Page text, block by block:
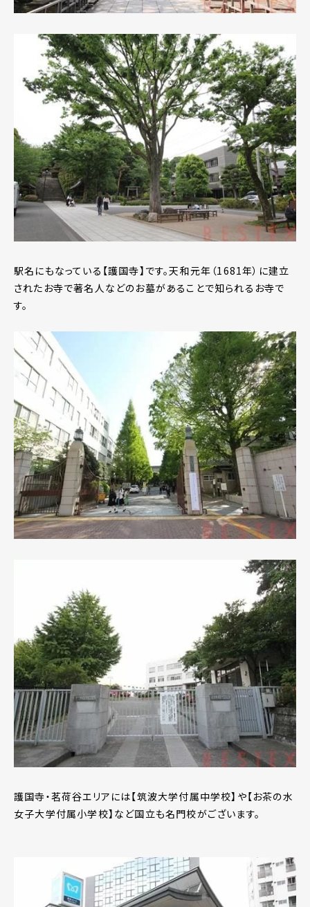
駅名にもなっている【護国寺】です。天和元年（1681年）に建立
されたお寺で著名人などのお墓があることで知られるお寺で
す。
護国寺・茗荷谷エリアには【筑波大学付属中学校】や【お茶の水
女子大学付属小学校】など国立も名門校がございます。